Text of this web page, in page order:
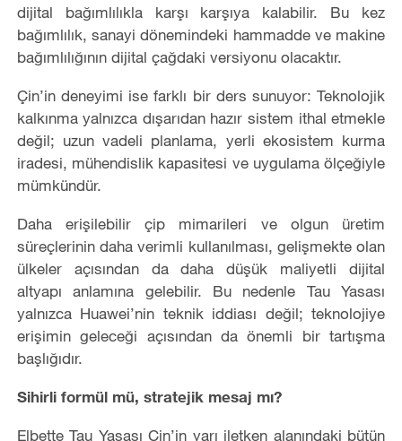
dijital bağımlılıkla karşı karşıya kalabilir. Bu kez
bağımlılık, sanayi dönemindeki hammadde ve makine
bağımlılığının dijital çağdaki versiyonu olacaktır.
Çin’in deneyimi ise farklı bir ders sunuyor: Teknolojik
kalkınma yalnızca dışarıdan hazır sistem ithal etmekle
değil; uzun vadeli planlama, yerli ekosistem kurma
iradesi, mühendislik kapasitesi ve uygulama ölçeğiyle
mümkündür.
Daha erişilebilir çip mimarileri ve olgun üretim
süreçlerinin daha verimli kullanılması, gelişmekte olan
ülkeler açısından da daha düşük maliyetli dijital
altyapı anlamına gelebilir. Bu nedenle Tau Yasası
yalnızca Huawei’nin teknik iddiası değil; teknolojiye
erişimin geleceği açısından da önemli bir tartışma
başlığıdır.
Sihirli formül mü, stratejik mesaj mı?
Elbette Tau Yasası Çin’in yarı iletken alanındaki bütün